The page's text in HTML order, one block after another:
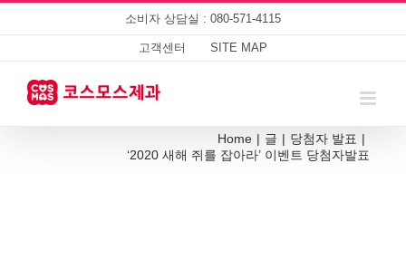
소비자 상담실 : 080-571-4115
고객센터 SITE MAP
Home | 글 | 당첨자 발표 |
‘2020 새해 쥐를 잡아라’ 이벤트 당첨자발표